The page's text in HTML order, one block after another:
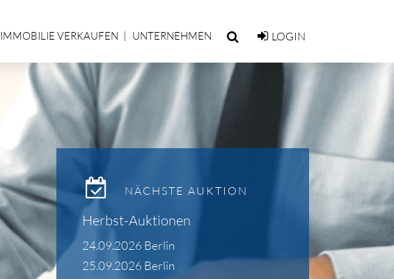
IMMOBILIE VERKAUFEN UNTERNEHMEN LOGIN
NÄCHSTE AUKTION
Herbst-Auktionen
24.09.2026 Berlin
25.09.2026 Berlin